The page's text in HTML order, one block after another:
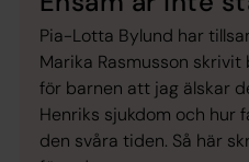
Pia-Lotta Bylund har
Marika Rasmusson skrivit
för barnen att jag älskar
Henriks sjukdom och hur
den svåra tiden. Så här